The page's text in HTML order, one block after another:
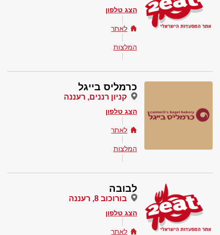
הצג טלפון
לאתר
המלצות
כרמליס בייגל
קניון רננים, רעננה
הצג טלפון
לאתר
המלצות
לבובה
בורוכוב 8, רעננה
הצג טלפון
לאתר